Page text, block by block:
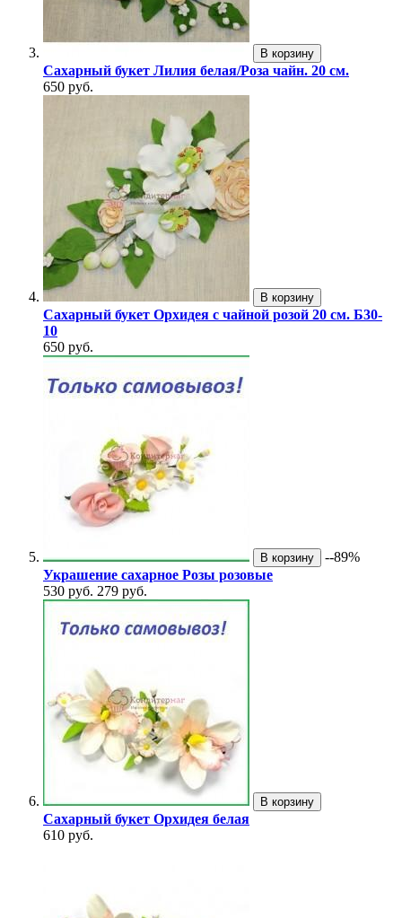
В корзину
Сахарный букет Лилия белая/Роза чайн. 20 см.
650 руб.
В корзину
Сахарный букет Орхидея с чайной розой 20 см. Б30-
10
650 руб.
В корзину
--89%
Украшение сахарное Розы розовые
530 руб. 279 руб.
В корзину
Сахарный букет Орхидея белая
610 руб.